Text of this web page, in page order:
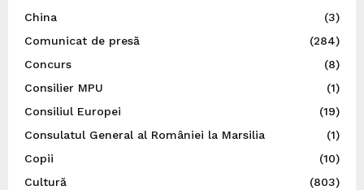
China
(3)
Comunicat de presă
(284)
Concurs
(8)
Consilier MPU
(1)
Consiliul Europei
(19)
Consulatul General al României la Marsilia
(1)
Copii
(10)
Cultură
(803)